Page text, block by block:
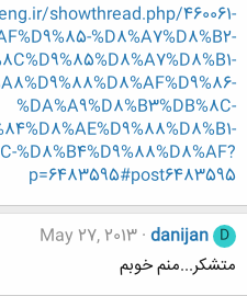
showthread.php/460061-
%D8%A7%D8%B2-
%DA%A9%D8%B3%DB%8C-
%D8%B4%D9%88%D8%AF?
p=6483595#post6483595
D
danijan
May 27, 2013
متشکر...منم خوبم